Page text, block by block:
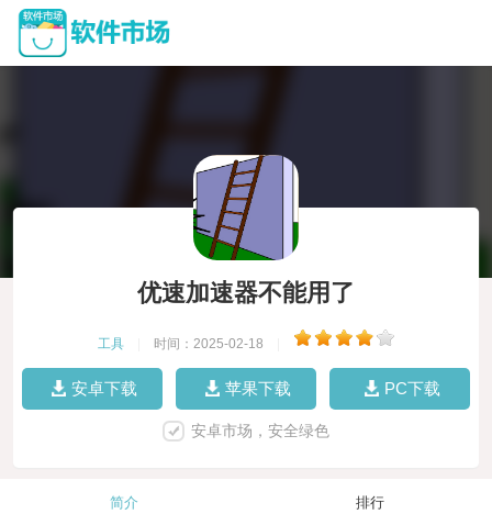
优速加速器不能用了
工具 时间：2025-02-18
安卓下载 苹果下载 PC下载
安卓市场，安全绿色
简介 排行